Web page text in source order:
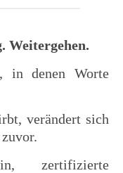
Weitergehen.
in denen Worte
verändert sich
zertifizierte